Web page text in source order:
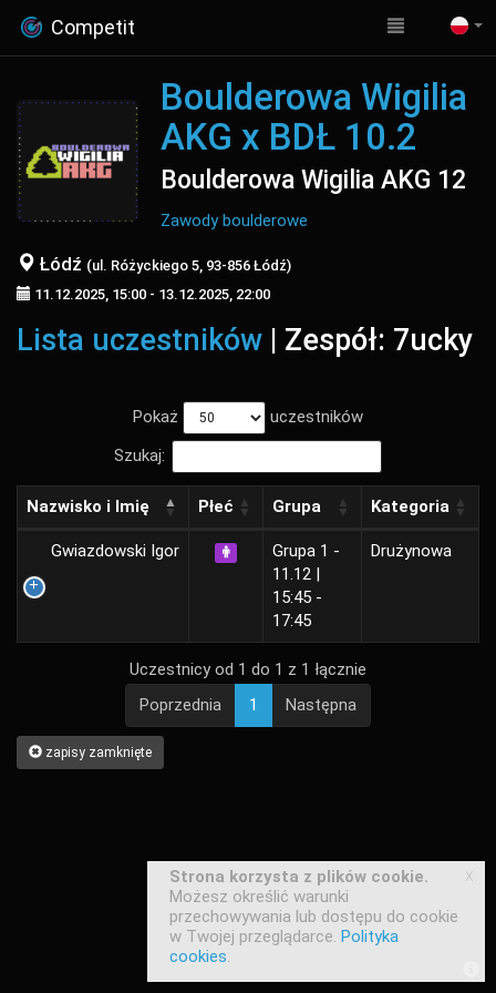
Competit
Boulderowa Wigilia
AKG x BDŁ 10.2
Boulderowa Wigilia AKG 12
Zawody boulderowe
Łódź (ul. Różyckiego 5, 93-856 Łódź)
11.12.2025, 15:00 - 13.12.2025, 22:00
Lista uczestników | Zespół: 7ucky
Pokaż
uczestników
Szukaj:
Nazwisko i Imię Płeć Grupa Kategoria
Gwiazdowski Igor
Grupa 1 -
11.12 |
15:45 -
17:45
Drużynowa
Uczestnicy od 1 do 1 z 1 łącznie
Poprzednia
1 Następna
zapisy zamknięte
Strona korzysta z plików cookie.
Możesz określić warunki
przechowywania lub dostępu do cookie
w Twojej przeglądarce. Polityka
cookies.
x